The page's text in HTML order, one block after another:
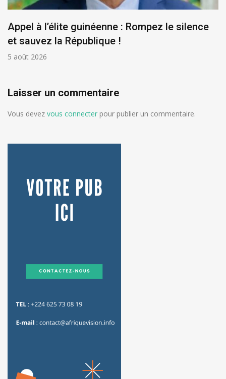
Appel à l’élite guinéenne : Rompez le silence
et sauvez la République !
5 août 2026
Laisser un commentaire
Vous devez vous connecter pour publier un commentaire.